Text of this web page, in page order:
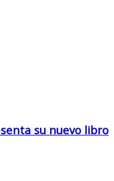
su nuevo libro